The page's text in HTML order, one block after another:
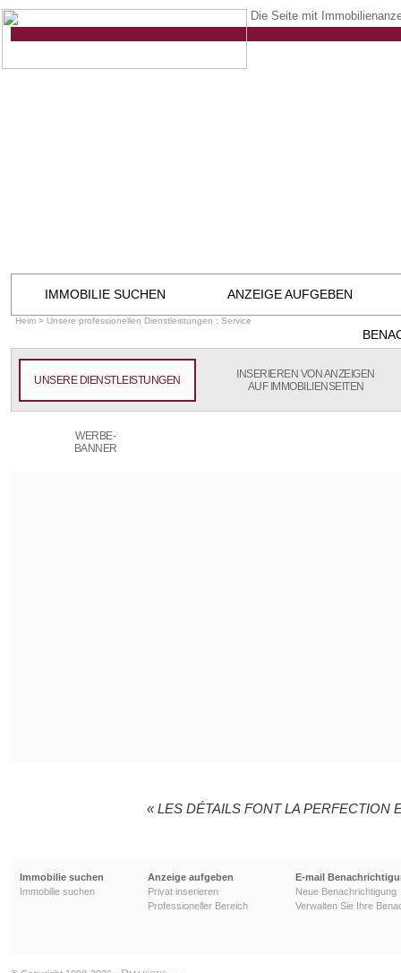
Die Seite mit
IMMOBILIE SUCHEN ANZEIGE AUFGEBEN
Heim > Unsere professionellen Dienstleistungen : Service
UNSERE DIENSTLEISTUNGEN
INSERIEREN VON ANZEIGEN
AUF IMMOBILIENSEITEN
WERBE-
BANNER
« LES DÉTAILS FONT LA PERFECTION
Immobilie suchen
Immobilie suchen
Anzeige aufgeben
Privat inserieren
Professioneller Bereich
E-mail
Neue Benachrichtigung
Verwalten Sie Ihre